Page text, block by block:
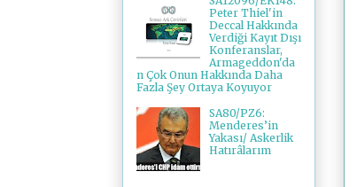
Peter Thiel'in
Deccal Hakkında
Verdiği Kayıt Dışı
Konferanslar,
Armageddon'da
n Çok Onun Hakkında Daha
Fazla Şey Ortaya Koyuyor
SA80/PZ6:
Menderes’in
Yakası/ Askerlik
Hatırâlarım